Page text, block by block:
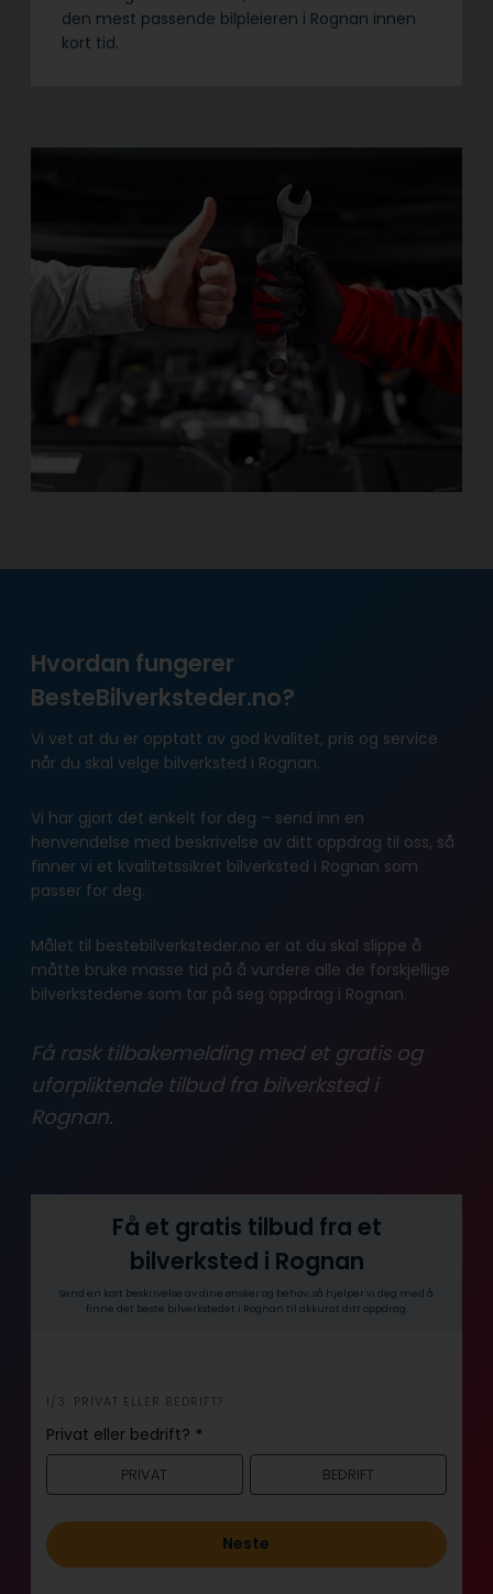
den mest passende bilpleieren i Rognan innen
kort tid.
Hvordan fungerer
BesteBilverksteder.no?
Vi vet at du er opptatt av god kvalitet, pris og service
når du skal velge bilverksted i Rognan.
Vi har gjort det enkelt for deg – send inn en
henvendelse med beskrivelse av ditt oppdrag til oss, så
finner vi et kvalitetssikret bilverksted i Rognan som
passer for deg.
Målet til bestebilverksteder.no er at du skal slippe å
måtte bruke masse tid på å vurdere alle de forskjellige
bilverkstedene som tar på seg oppdrag i Rognan.
Få rask tilbakemelding med et gratis og
uforpliktende tilbud fra bilverksted i
Rognan.
Få et gratis tilbud fra et
bilverksted i Rognan
Send en kort beskrivelse av dine ønsker og behov, så hjelper vi deg med å
finne det beste bilverkstedet i Rognan til akkurat ditt oppdrag.
i
n
n
o
d
1/3: PRIVAT ELLER BEDRIFT?
Privat eller bedrift? *
PRIVAT BEDRIFT
Neste